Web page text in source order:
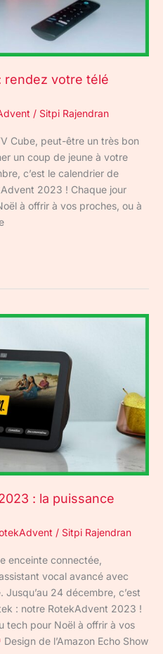
rendez votre télé
/ Sitpi Rajendran
Cube, peut-être un très bon
un coup de jeune à votre
c’est le calendrier de
2023 ! Chaque jour
à offrir à vos proches, ou à
: la puissance
/ Sitpi Rajendran
enceinte connectée,
vocal avancé avec
24 décembre, c’est
: notre RotekAdvent 2023 !
tech pour Noël à offrir à vos
Design de l’Amazon Echo Show